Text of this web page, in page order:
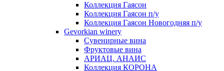
Коллекция Гаясон
Коллекция Гаясон п/у
Коллекция Гаясон Новогодняя п/у
Gevorkian winery
Сувенирные вина
Фруктовые вина
АРИАЦ. АНАИС
Коллекция КОРОНА